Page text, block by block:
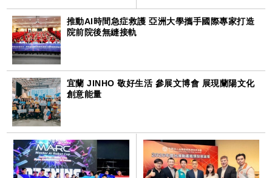
推動AI時間急症救護 亞洲大學攜手國際專家打造
院前院後無縫接軌
宜蘭 JINHO 敬好生活 參展文博會 展現蘭陽文化
創意能量